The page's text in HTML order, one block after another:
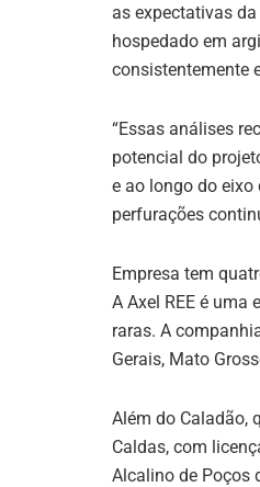
as expectativas
hospedado em
consistentemente
“Essas análises
potencial do
e ao longo do
perfurações
Empresa tem
A Axel REE é
raras. A
Gerais, Mato
Além do Caladão,
Caldas, com
Alcalino de Poços